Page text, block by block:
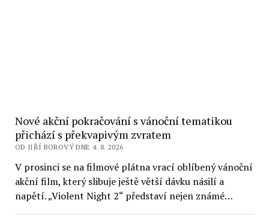
Nové akční pokračování s vánoční tematikou
přichází s překvapivým zvratem
OD JIŘÍ BOROVÝ DNE 4. 8. 2026
V prosinci se na filmové plátna vrací oblíbený vánoční
akční film, který slibuje ještě větší dávku násilí a
napětí. „Violent Night 2“ představí nejen známé…